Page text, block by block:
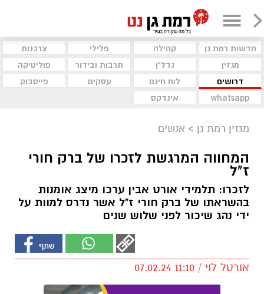
חדשות רמת גן קהילה פלילי
צרכנות
מגזין
נדל"ן תרבות ובידור
פוליטיקה
דרושים
לוח חינם עסקים
פייסבוק
whatsapp
אינדקס
מגזין רמת גן > אנשים
המחווה המרגשת לזכרו של ברק חורי
ז"ל
לזכרו: תלמידי אורט אבין ערכו מיצג אומנות
בהשראתו של ברק חורי ז"ל אשר נדרס למוות על
ידי נהג שיכור לפני שלוש שנים
אורטל לוי / 11:10 07.02.24